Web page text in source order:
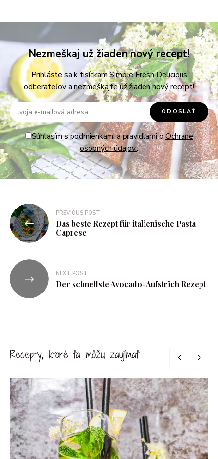
Nezmeškaj už žiaden nový recept!
Prihláste sa k tisíckam Simple Fresh Delicious
odberateľov a nezmeškajte už žiaden nový recept!
Súhlasím s podmienkami a pravidlami oOchrane
osobných údajov..
PREVIOUS POST
Das beste Rezept für italienische Pasta
Caprese
NEXT POST
Der schnellste Avocado-Aufstrich Rezept
Recepty, ktoré ťa môžu zaujímať